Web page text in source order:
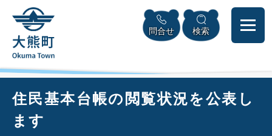
頭
メニューを飛ばして本文へ
問合せ 検索
住民基本台帳の閲覧状況を公表し
ます